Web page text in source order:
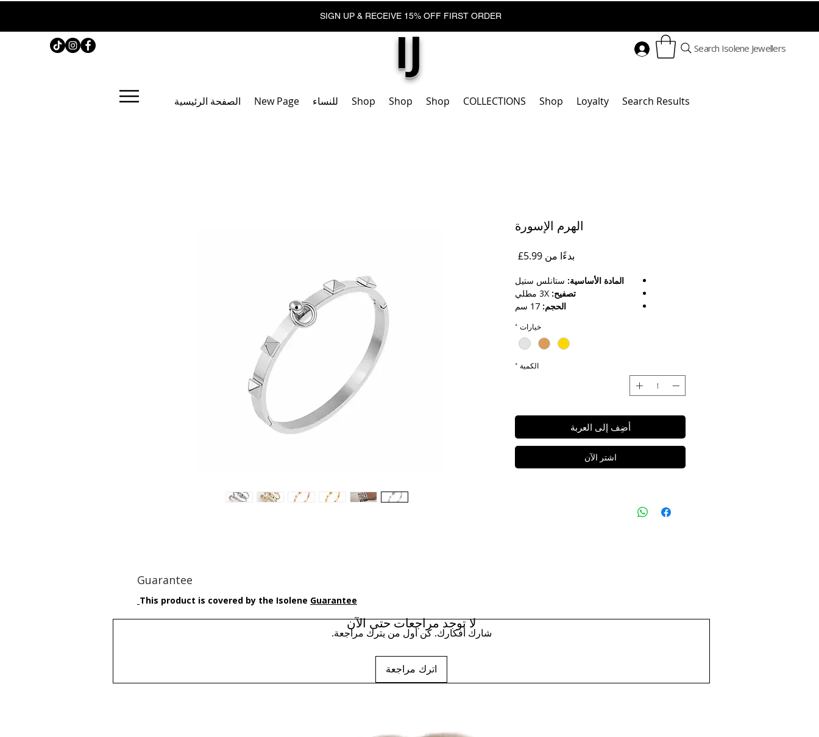
SIGN UP & RECEIVE 15% OFF FIRST ORDER
IJ Search Isolene Jewellers
الصفحة الرئيسية New Page للنساء Shop Shop Shop COLLECTIONS Shop Loyalty Search Results
الهرم الإسورة
بدءًا من 5.99£ سعر
المادة الأساسية: ستانلس ستيل
تصفيح:
الحجم:
مقاومة التشويه / مقاومة الماء
خيارات *
الكمية *
أضِف إلى العربة
اشترِ الآن
Guarantee
This product is covered by the Isolene Guarantee
لا توجد مراجعات حتى الآن
شارك أفكارك. كن أول من يترك مراجعة.
اترك مراجعة